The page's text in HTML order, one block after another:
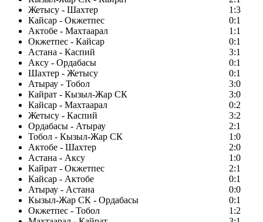
Жетысу - Шахтер
1:3
Кайсар - Окжетпес
0:1
Актобе - Махтаарал
1:1
Окжетпес - Кайсар
0:1
Астана - Каспий
3:1
Аксу - Ордабасы
0:1
Шахтер - Жетысу
0:1
Атырау - Тобол
3:0
Кайрат - Кызыл-Жар СК
3:0
Кайсар - Махтаарал
0:2
Жетысу - Каспий
3:2
Ордабасы - Атырау
2:1
Тобол - Кызыл-Жар СК
1:0
Актобе - Шахтер
2:0
Астана - Аксу
1:0
Кайрат - Окжетпес
2:1
Кайсар - Актобе
0:1
Атырау - Астана
0:0
Кызыл-Жар СК - Ордабасы
0:1
Окжетпес - Тобол
1:2